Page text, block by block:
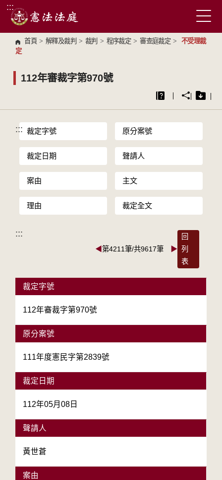
跳到主要內容區塊
:::
首頁 > 解釋及裁判 > 裁判 > 程序裁定 > 審查庭裁定 >
不受理裁
定
112年審裁字第970號
::: 裁定字號 原分案號
裁定日期 聲請人
案由 主文
理由 裁定全文
:::
◀第4211筆/共9617筆 ▶
回
列
表
裁定字號
112年審裁字第970號
原分案號
111年度憲民字第2839號
裁定日期
112年05月08日
聲請人
黃世蒼
案由